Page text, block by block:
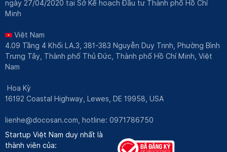
ngày 27/04/2020 tại Sở Kế hoạch Đầu tư Thành phố Hồ Chí
Minh
Việt Nam
4.09 Tầng 4 Khối LA.3, 381-383 Nguyễn Duy Trinh, Phường Bình
Trưng Tây, Thành phố Thủ Đức, Thành phố Hồ Chí Minh, Việt
Nam
Hoa Kỳ
16192 Coastal Highway, Lewes, DE 19958, USA
lienhe@docosan.com , hotline: 0971786750
Startup Việt Nam duy nhất là
thành viên của: